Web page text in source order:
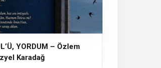
YORDUM – Özlem
Karadağ